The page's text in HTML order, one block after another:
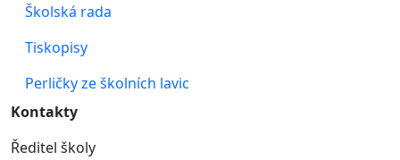
Školská rada
Tiskopisy
Perličky ze školních lavic
Kontakty
Ředitel školy